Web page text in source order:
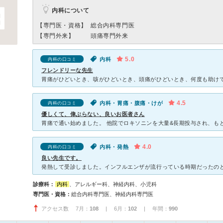
内科について
【専門医・資格】
総合内科専門医
【専門外来】
頭痛専門外来
内科の口コミ 内科 5.0
フレンドリーな先生
内科の口コミ 内科・胃痛・腹痛・けが 4.5
優しくて、偉ぶらない、良いお医者さん
内科の口コミ 内科・発熱 4.0
良い先生です。
診療科： 内科
、アレルギー科、神経内科、小児科
専門医・資格： 総合内科専門医、神経内科専門医
アクセス数 7月： 108 | 6月： 102 | 年間： 990